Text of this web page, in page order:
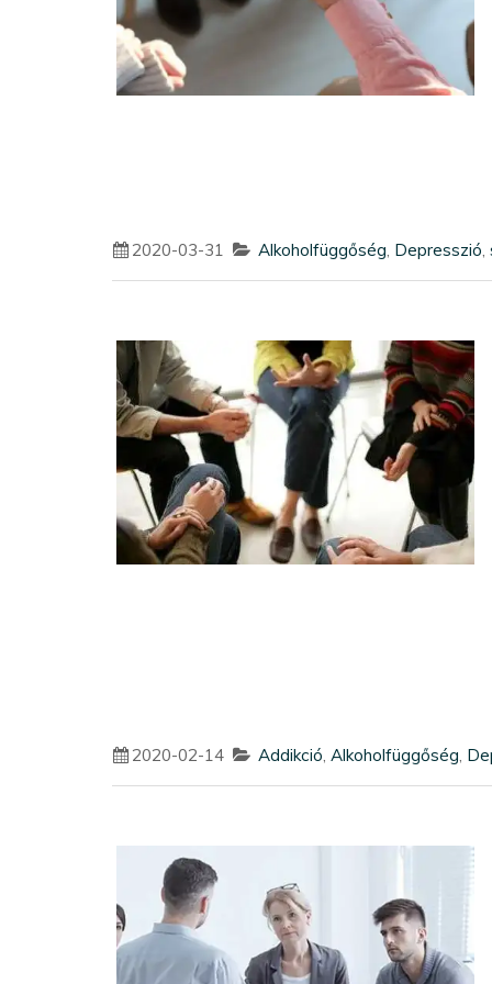
2020-03-31 Alkoholfüggőség, Depresszió,
2020-02-14 Addikció, Alkoholfüggőség,